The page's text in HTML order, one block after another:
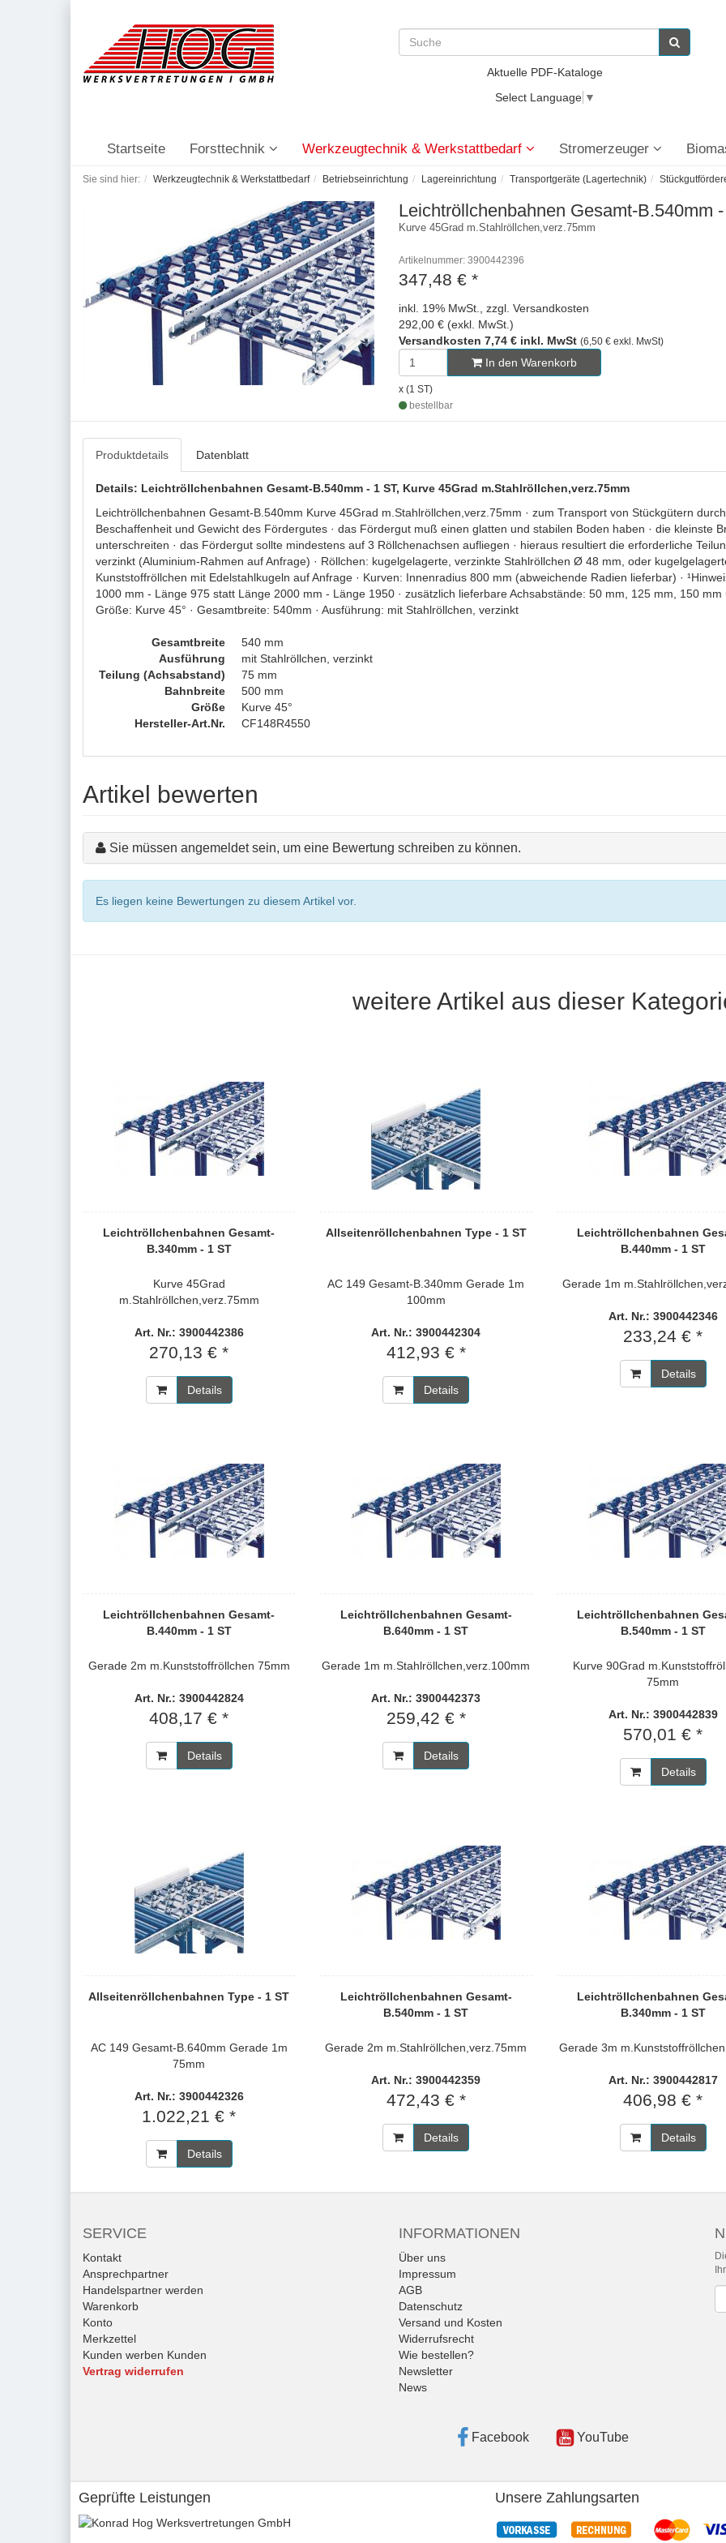
Aktuelle PDF-Kataloge
Select Language ▼
Startseite Forsttechnik Werkzeugtechnik & Werkstattbedarf Stromerzeuger
Sie sind hier: Werkzeugtechnik & Werkstattbedarf Betriebseinrichtung Lagereinrichtung Transportgeräte (Lagertechnik)
Leichtröllchenbahnen Gesamt-B.540mm
Kurve 45Grad m.Stahlröllchen,verz.75mm
Artikelnummer: 3900442396
347,48 € *
inkl. 19% MwSt., zzgl. Versandkosten
292,00 € (exkl. MwSt.)
Versandkosten 7,74 € inkl. MwSt (6,50 € exkl. MwSt)
In den Warenkorb
x (1 ST)
bestellbar
Produktdetails Datenblatt
Details: Leichtröllchenbahnen Gesamt-B.540mm - 1 ST, Kurve 45Grad m.Stahlröllchen,verz.75mm
Leichtröllchenbahnen Gesamt-B.540mm Kurve 45Grad m.Stahlröllchen,verz.75mm · zum Transport von Stückgütern
Beschaffenheit und Gewicht des Fördergutes · das Fördergut muß einen glatten und stabilen Boden haben · die kleinste
unterschreiten · das Fördergut sollte mindestens auf 3 Röllchenachsen aufliegen · hieraus resultiert die erforderliche
verzinkt (Aluminium-Rahmen auf Anfrage) · Röllchen: kugelgelagerte, verzinkte Stahlröllchen Ø 48 mm, oder
Kunststoffröllchen mit Edelstahlkugeln auf Anfrage · Kurven: Innenradius 800 mm (abweichende Radien lieferbar) ·
1000 mm - Länge 975 statt Länge 2000 mm - Länge 1950 · zusätzlich lieferbare Achsabstände: 50 mm, 125 mm, 150
Größe: Kurve 45° · Gesamtbreite: 540mm · Ausführung: mit Stahlröllchen, verzinkt
Gesamtbreite
540 mm
Ausführung
mit Stahlröllchen, verzinkt
Teilung (Achsabstand)
75 mm
Bahnbreite
500 mm
Größe
Kurve 45°
Hersteller-Art.Nr.
CF148R4550
Artikel bewerten
Sie müssen angemeldet sein, um eine Bewertung schreiben zu können.
Es liegen keine Bewertungen zu diesem Artikel vor.
weitere Artikel aus dieser
Leichtröllchenbahnen Gesamt-
B.340mm - 1 ST
Kurve 45Grad
m.Stahlröllchen,verz.75mm
Art. Nr.: 3900442386
270,13 € *
Details
Allseitenröllchenbahnen Type - 1 ST
AC 149 Gesamt-B.340mm Gerade 1m
100mm
Art. Nr.: 3900442304
412,93 € *
Details
Leichtröllchenbahnen
B.440mm - 1 ST
Gerade 1m
Art. Nr.: 3900442346
233,24 € *
Details
Leichtröllchenbahnen Gesamt-
B.440mm - 1 ST
Gerade 2m m.Kunststoffröllchen 75mm
Art. Nr.: 3900442824
408,17 € *
Details
Leichtröllchenbahnen Gesamt-
B.640mm - 1 ST
Gerade 1m m.Stahlröllchen,verz.100mm
Art. Nr.: 3900442373
259,42 € *
Details
Leichtröllchenbahnen
B.540mm - 1 ST
Kurve 90Grad
75mm
Art. Nr.: 3900442839
570,01 € *
Details
Allseitenröllchenbahnen Type - 1 ST
AC 149 Gesamt-B.640mm Gerade 1m
75mm
Art. Nr.: 3900442326
1.022,21 € *
Details
Leichtröllchenbahnen Gesamt-
B.540mm - 1 ST
Gerade 2m m.Stahlröllchen,verz.75mm
Art. Nr.: 3900442359
472,43 € *
Details
Leichtröllchenbahnen
B.340mm - 1 ST
Gerade 3m
Art. Nr.: 3900442817
406,98 € *
Details
SERVICE
Kontakt
Ansprechpartner
Handelspartner werden
Warenkorb
Konto
Merkzettel
Kunden werben Kunden
Vertrag widerrufen
INFORMATIONEN
Über uns
Impressum
AGB
Datenschutz
Versand und Kosten
Widerrufsrecht
Wie bestellen?
Newsletter
News
Facebook YouTube
Geprüfte Leistungen Unsere Zahlungsarten